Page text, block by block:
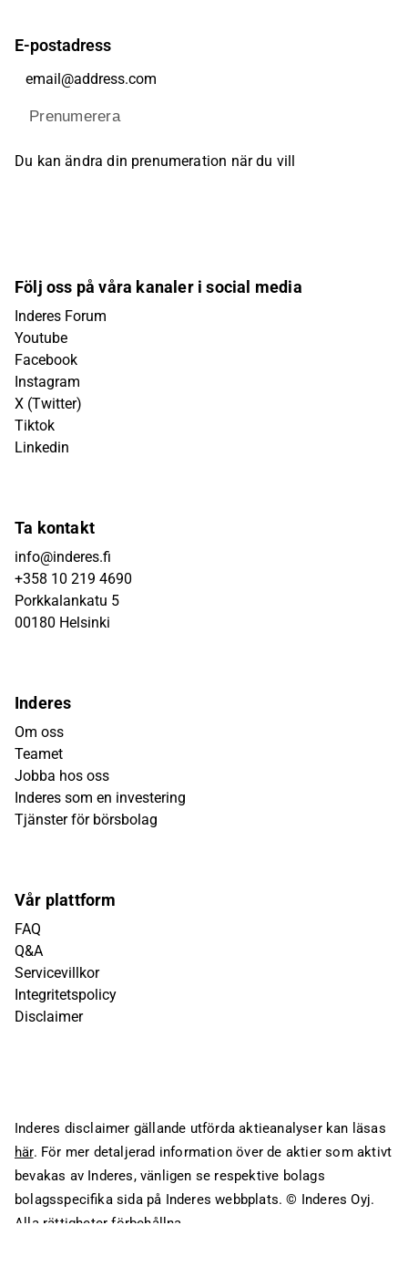
E-postadress
Prenumerera
Du kan ändra din prenumeration när du vill
Följ oss på våra kanaler i social media
Inderes Forum
Youtube
Facebook
Instagram
X (Twitter)
Tiktok
Linkedin
Ta kontakt
info@inderes.fi
+358 10 219 4690
Porkkalankatu 5
00180 Helsinki
Inderes
Om oss
Teamet
Jobba hos oss
Inderes som en investering
Tjänster för börsbolag
Vår plattform
FAQ
Q&A
Servicevillkor
Integritetspolicy
Disclaimer
Inderes disclaimer gällande utförda aktieanalyser kan läsas
här. För mer detaljerad information över de aktier som aktivt
bevakas av Inderes, vänligen se respektive bolags
bolagsspecifika sida på Inderes webbplats. © Inderes Oyj.
Alla rättigheter förbehållna.